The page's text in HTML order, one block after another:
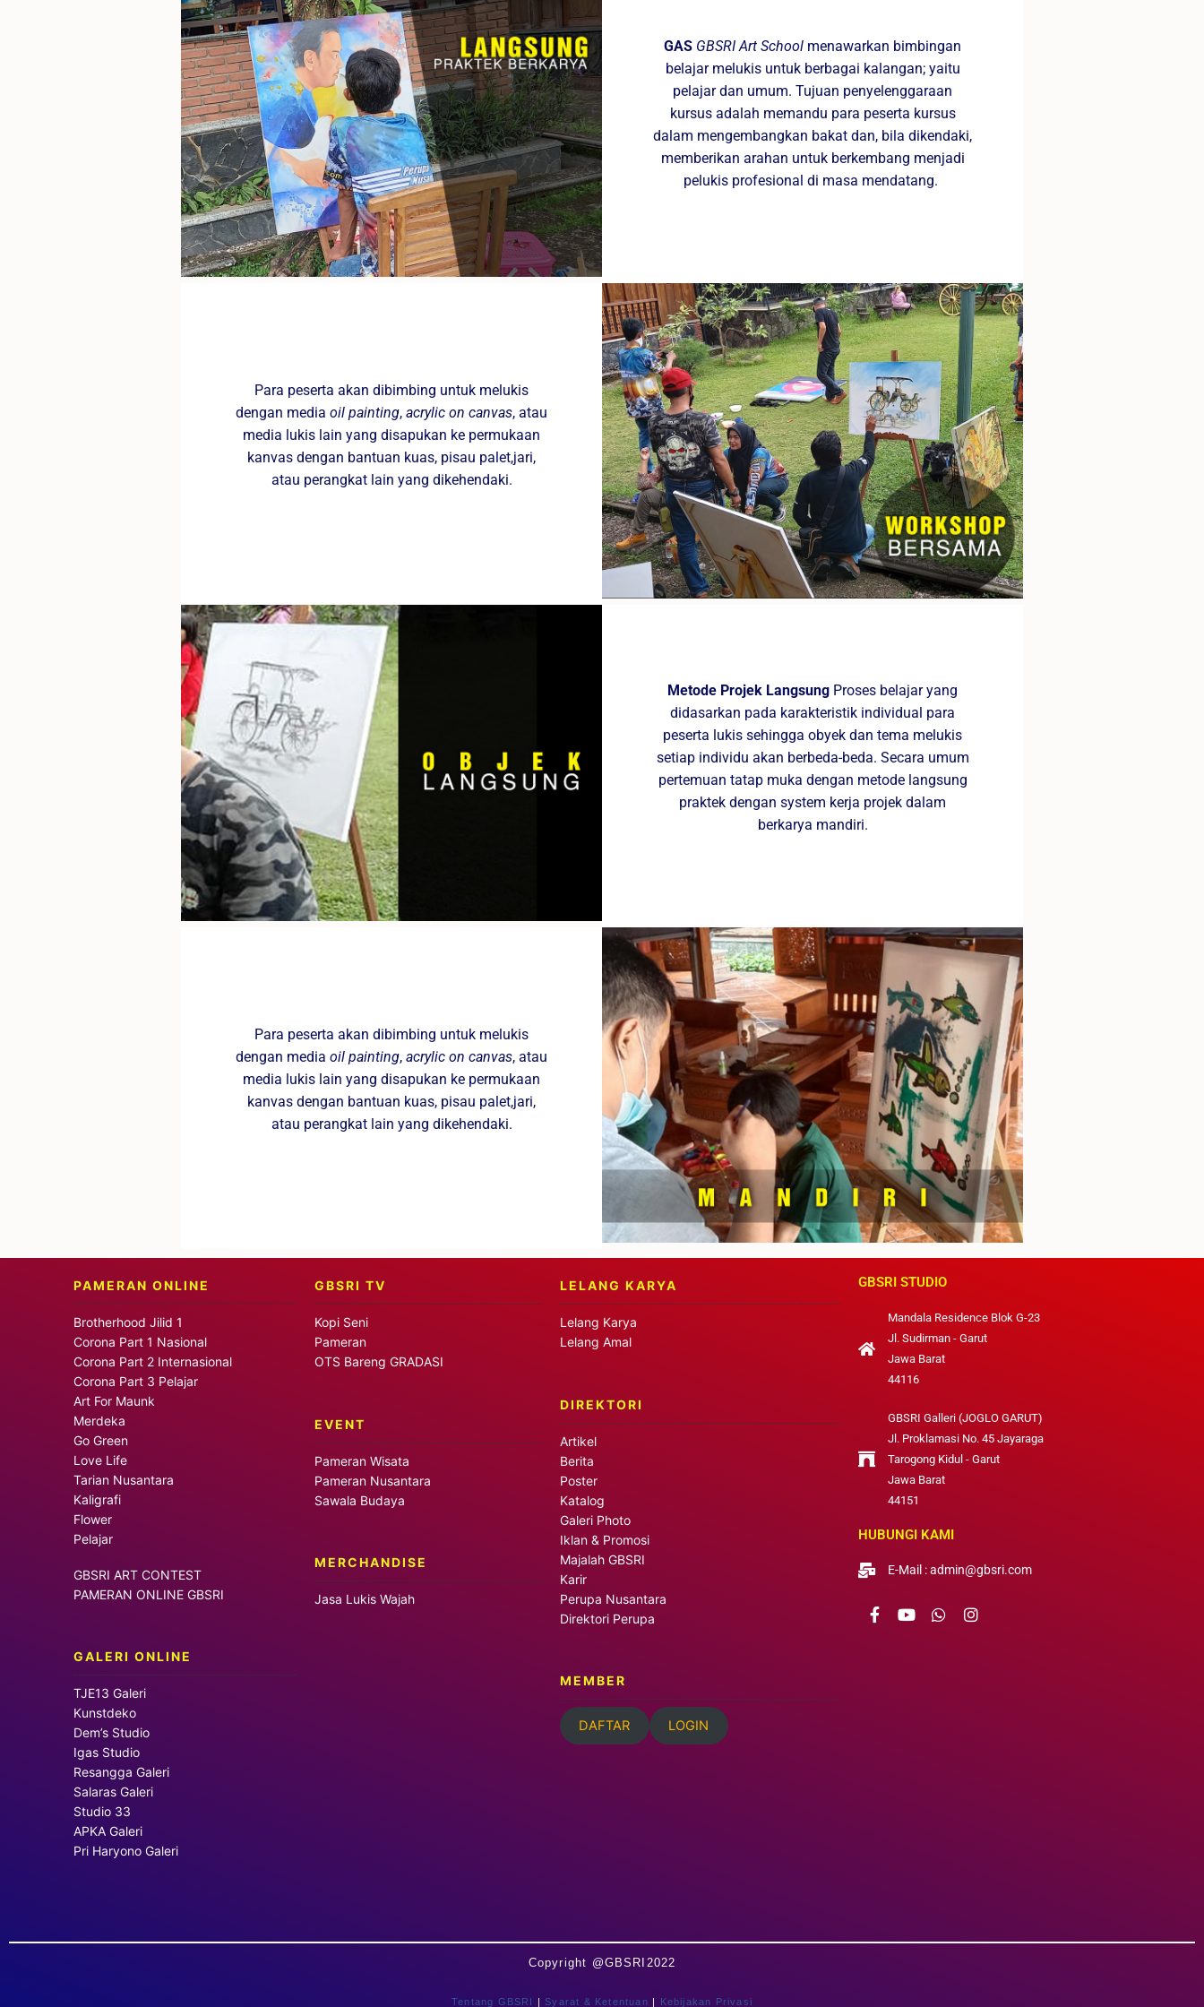
GAS GBSRI Art School menawarkan bimbingan
belajar melukis untuk berbagai kalangan; yaitu
pelajar dan umum. Tujuan penyelenggaraan
kursus adalah memandu para peserta kursus
dalam mengembangkan bakat dan, bila dikendaki,
memberikan arahan untuk berkembang menjadi
pelukis profesional di masa mendatang.
Para peserta akan dibimbing untuk melukis
dengan media oil painting, acrylic on canvas, atau
media lukis lain yang disapukan ke permukaan
kanvas dengan bantuan kuas, pisau palet,jari,
atau perangkat lain yang dikehendaki.
Metode Projek Langsung Proses belajar yang
didasarkan pada karakteristik individual para
peserta lukis sehingga obyek dan tema melukis
setiap individu akan berbeda-beda. Secara umum
pertemuan tatap muka dengan metode langsung
praktek dengan system kerja projek dalam
berkarya mandiri.
Para peserta akan dibimbing untuk melukis
dengan media oil painting, acrylic on canvas, atau
media lukis lain yang disapukan ke permukaan
kanvas dengan bantuan kuas, pisau palet,jari,
atau perangkat lain yang dikehendaki.
PAMERAN ONLINE
Brotherhood Jilid 1
Corona Part 1 Nasional
Corona Part 2 Internasional
Corona Part 3 Pelajar
Art For Maunk
Merdeka
Go Green
Love Life
Tarian Nusantara
Kaligrafi
Flower
Pelajar
GBSRI ART CONTEST
PAMERAN ONLINE GBSRI
GALERI ONLINE
TJE13 Galeri
Kunstdeko
Dem’s Studio
Igas Studio
Resangga Galeri
Salaras Galeri
Studio 33
APKA Galeri
Pri Haryono Galeri
GBSRI TV
Kopi Seni
Pameran
OTS Bareng GRADASI
EVENT
Pameran Wisata
Pameran Nusantara
Sawala Budaya
MERCHANDISE
Jasa Lukis Wajah
LELANG KARYA
Lelang Karya
Lelang Amal
DIREKTORI
Artikel
Berita
Poster
Katalog
Galeri Photo
Iklan & Promosi
Majalah GBSRI
Karir
Perupa Nusantara
Direktori Perupa
MEMBER
DAFTAR LOGIN
GBSRI STUDIO
Mandala Residence Blok G-23
Jl. Sudirman - Garut
Jawa Barat
44116
GBSRI Galleri (JOGLO GARUT)
Jl. Proklamasi No. 45 Jayaraga
Tarogong Kidul - Garut
Jawa Barat
44151
HUBUNGI KAMI
E-Mail : admin@gbsri.com
Copyright @GBSRI2022
Tentang GBSRI | Syarat & Ketentuan | Kebijakan Privasi